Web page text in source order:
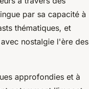
par sa capacité à
thématiques, et
nostalgie l'ère des
approfondies et à